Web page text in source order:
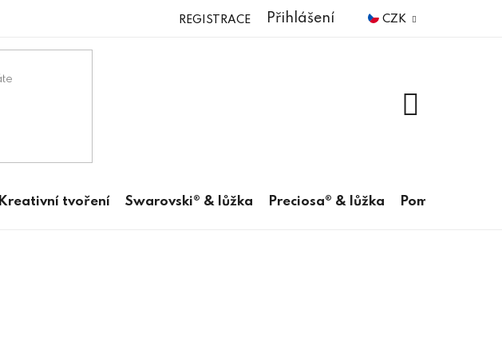
CZK
Přihlášení
REGISTRACE
Kreativní tvoření Swarovski® & lůžka Preciosa® & lůžka Pomůcky